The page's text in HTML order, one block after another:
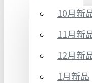
10月新
11月新
12月新
1月新品